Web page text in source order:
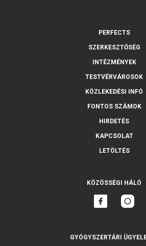
PERFECTS
SZERKESZTŐSÉG
INTÉZMÉNYEK
TESTVÉRVÁROSOK
KÖZLEKEDÉSI INFÓ
FONTOS SZÁMOK
HIRDETÉS
KAPCSOLAT
LETÖLTÉS
KÖZÖSSÉGI HÁLÓ
GYÓGYSZERTÁRI